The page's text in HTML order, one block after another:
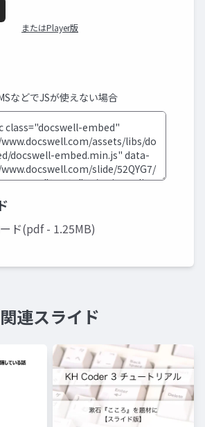
またはPlayer版
などでJSが使えない場合
ド(pdf - 1.25MB)
関連スライド